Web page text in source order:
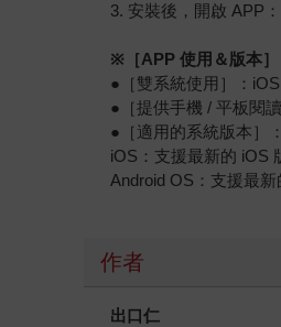
3. 安裝後，開啟 APP
※ ［APP 使用＆版本］
●［雙系統使用］：iOS
●［提供手機 / 平板閱
●［適用的系統版本］：
iOS：支援最新的 iOS
Android OS：支援最
作者
出口仁